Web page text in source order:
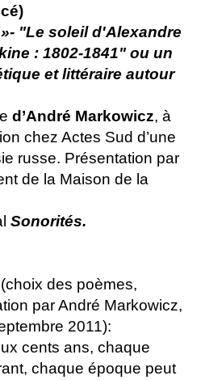
"Le soleil d'Alexandre
: 1802-1841" ou un
et littéraire autour
d’André Markowicz, à
chez Actes Sud d’une
russe. Présentation par
de la Maison de la
Sonorités.
des poèmes,
par André Markowicz,
2011):
cents ans, chaque
chaque époque peut